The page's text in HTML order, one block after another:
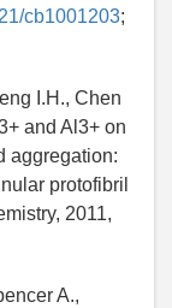
cb1001203;
I.H., Chen
and Al3+ on
aggregation:
protofibril
2011,
A.,